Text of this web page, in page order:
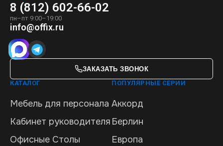
8 (812) 602-66-02
пн–пт 9:00–19:00
info@offix.ru
ЗАКАЗАТЬ ЗВОНОК
КАТАЛОГ
Мебель для персонала
Кабинет руководителя
Офисные Столы
ПОПУЛЯРНЫЕ СЕРИИ
Аккорд
Берлин
Европа